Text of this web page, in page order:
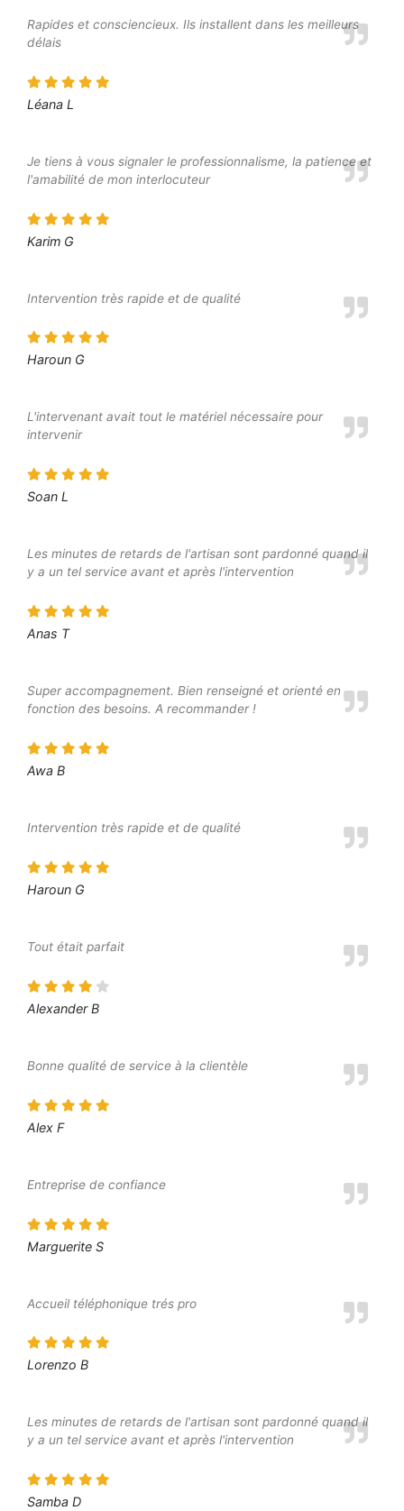
Rapides et consciencieux. Ils installent dans les meilleurs
délais
Léana L
Je tiens à vous signaler le professionnalisme, la patience et
l'amabilité de mon interlocuteur
Karim G
Intervention très rapide et de qualité
Haroun G
L'intervenant avait tout le matériel nécessaire pour
intervenir
Soan L
Les minutes de retards de l'artisan sont pardonné quand il
y a un tel service avant et après l'intervention
Anas T
Super accompagnement. Bien renseigné et orienté en
fonction des besoins. A recommander !
Awa B
Intervention très rapide et de qualité
Haroun G
Tout était parfait
Alexander B
Bonne qualité de service à la clientèle
Alex F
Entreprise de confiance
Marguerite S
Accueil téléphonique trés pro
Lorenzo B
Les minutes de retards de l'artisan sont pardonné quand il
y a un tel service avant et après l'intervention
Samba D